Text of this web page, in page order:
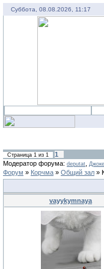
Суббота, 08.08.2026, 11:17
Страница 1 из 1
1
Модератор форума: deputat
Форум » Корчма » Общий зал »
vayykymnaya